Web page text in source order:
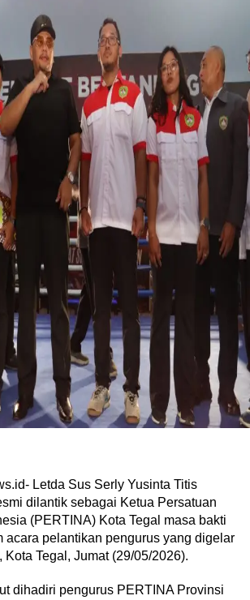
Letda Sus Serly Yusinta Titis
dilantik sebagai Ketua Persatuan
(PERTINA) Kota Tegal masa bakti
acara pelantikan pengurus yang digelar
Tegal, Jumat (29/05/2026).
dihadiri pengurus PERTINA Provinsi